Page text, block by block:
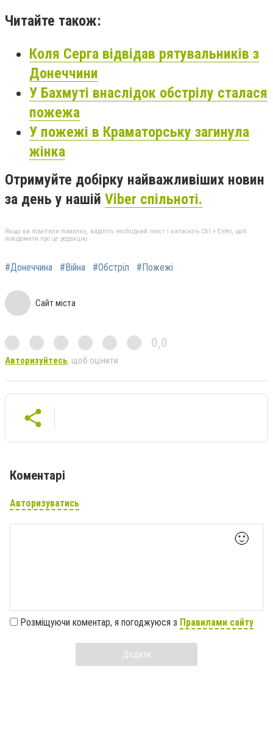
Читайте також:
Коля Серга відвідав рятувальників з
Донеччини
У Бахмуті внаслідок обстрілу сталася
пожежа
У пожежі в Краматорську загинула
жінка
Отримуйте добірку найважливіших новин
за день у нашій Viber спільноті.
Якщо ви помітили помилку, виділіть необхідний текст і натисніть Ctrl + Enter, щоб
повідомити про це редакцію
#Донеччина #Війна #Обстріл #Пожежі
Сайт міста
0,0
Авторизуйтесь, щоб оцінити
Коментарі
Авторизуватись
🙂
Розміщуючи коментар, я погоджуюся з Правилами сайту
Додати